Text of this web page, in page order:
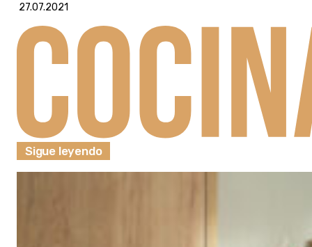
27.07.2021
Sigue leyendo